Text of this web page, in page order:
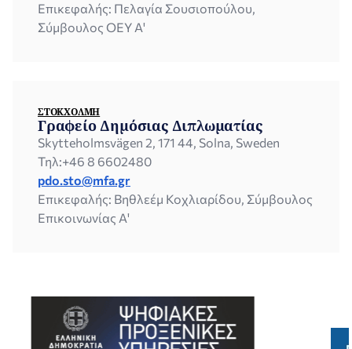
Επικεφαλής: Πελαγία Σουσιοπούλου,
Σύμβουλος ΟΕΥ Α'
ΣΤΟΚΧΌΛΜΗ
Γραφείο Δημόσιας Διπλωματίας
Skytteholmsvägen 2, 171 44, Solna, Sweden
Τηλ:+46 8 6602480
pdo.sto@mfa.gr
Επικεφαλής: Βηθλεέμ Κοχλιαρίδου, Σύμβουλος
Επικοινωνίας Α'